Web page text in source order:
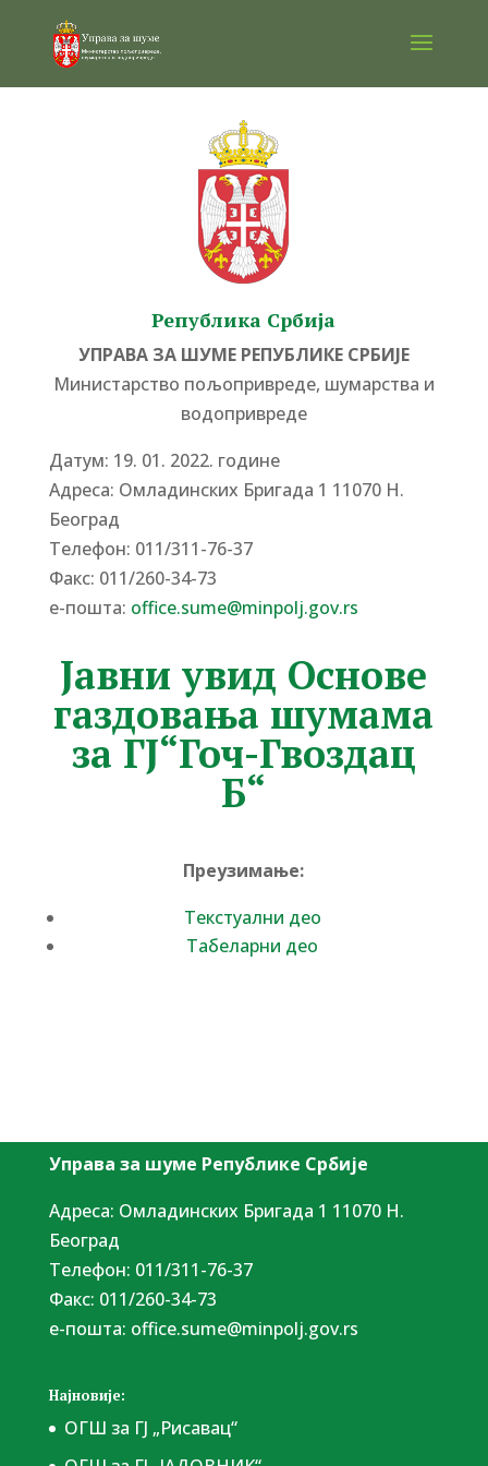
Република Србија
УПРАВА ЗА ШУМЕ РЕПУБЛИКЕ СРБИЈЕ
Министарство пољопривреде, шумарства и
водопривреде
Датум: 19. 01. 2022. године
Адреса: Омладинских Бригада 1 11070 Н.
Београд
Tелефон: 011/311-76-37
Факс: 011/260-34-73
е-пошта: office.sume@minpolj.gov.rs
Јавни увид Основе
газдовања шумама
за ГЈ“Гоч-Гвоздац
Б“
Преузимање:
Текстуални део
Табеларни део
Управа за шуме Републике Србије
Адреса: Омладинских Бригада 1 11070 Н.
Београд
Tелефон: 011/311-76-37
Факс: 011/260-34-73
е-пошта: office.sume@minpolj.gov.rs
Најновије:
ОГШ за ГЈ „Рисавац“